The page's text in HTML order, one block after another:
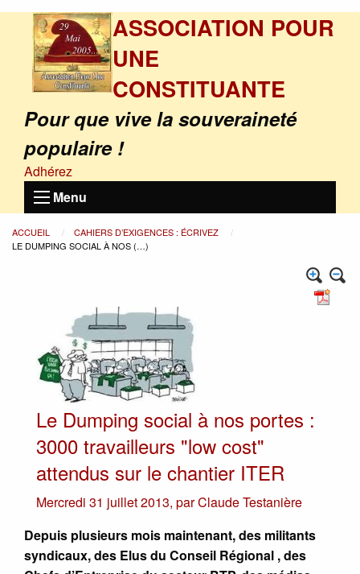
ASSOCIATION POUR
UNE
CONSTITUANTE
Pour que vive la souveraineté
populaire !
Adhérez
Menu
ACCUEIL
CAHIERS D’EXIGENCES : ÉCRIVEZ
LE DUMPING SOCIAL À NOS (…)
Le Dumping social à nos portes :
3000 travailleurs "low cost"
attendus sur le chantier ITER
Mercredi 31 juillet 2013, parClaude Testanière
Depuis plusieurs mois maintenant, des militants
syndicaux, des Elus du Conseil Régional , des